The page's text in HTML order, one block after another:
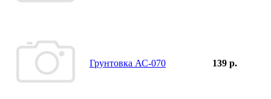
Грунтовка АС-070 139 р.